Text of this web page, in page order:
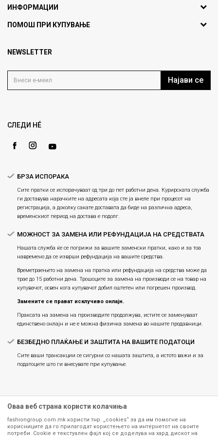
ИНФОРМАЦИИ
За нас
Продавници
Блог
Gift Card
ПОМОШ ПРИ КУПУВАЊЕ
Политика на приватност
Како да купите
Замена и рефундација на производи
NEWSLETTER
Најави се
СЛЕДИ НÉ
БРЗА ИСПОРАКА
Сите пратки се испорачуваат од три до пет работни дена. Курирската служба
ги доставува нарачките на адресата која сте ја внеле при процесот на
регистрација, а доколку сакате доставата да биде на различна адреса,
временскиот период на достава е подолг.
МОЖНОСТ ЗА ЗАМЕНА ИЛИ РЕФУНДАЦИЈА НА СРЕДСТВАТА
Нашата служба ќе се погрижи за вашите заменски пратки, како и за тоа
навремено да се изврши рефундација на вашите средства.
Времетраењето на замена на пратка или рефундацијa на средства може да
трае до 15 работни дена. Трошоците за замена на производи се на товар на
купувачот, освен кога купувачот добил оштетен или погрешен производ.
Замените се прават исклучиво онлајн.
Праксата на замена на производите продолжува, истите се заменуваат
единствено онлајн и не е можна физичка замена во нашите продавници.
БЕЗБЕДНО ПЛАЌАЊЕ И ЗАШТИТА НА ВАШИТЕ ПОДАТОЦИ
Сите ваши трансакции се сигурни со нашата заштита, а истото важи и за
податоците што ги внесувате при купување.
Оваа веб страна користи колачиња
fashiongroup.com.mk користи тнр. „cookies“ за да им помогне на
корисниците да го прилагодат користењето на интернетот на своите
потреби. Cookie е текстуален фајл кој се доделува на хард дискот на